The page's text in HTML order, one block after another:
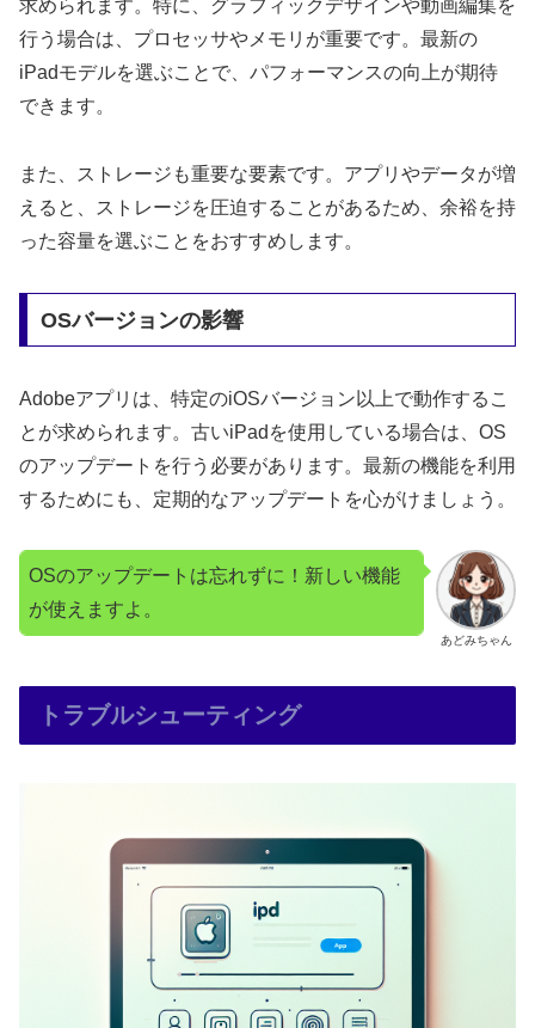
求められます。特に、グラフィックデザインや動画編集を
行う場合は、プロセッサやメモリが重要です。最新の
iPadモデルを選ぶことで、パフォーマンスの向上が期待
できます。
また、ストレージも重要な要素です。アプリやデータが増
えると、ストレージを圧迫することがあるため、余裕を持
った容量を選ぶことをおすすめします。
OSバージョンの影響
Adobeアプリは、特定のiOSバージョン以上で動作するこ
とが求められます。古いiPadを使用している場合は、OS
のアップデートを行う必要があります。最新の機能を利用
するためにも、定期的なアップデートを心がけましょう。
あどみちゃん
OSのアップデートは忘れずに！新しい機能
が使えますよ。
トラブルシューティング